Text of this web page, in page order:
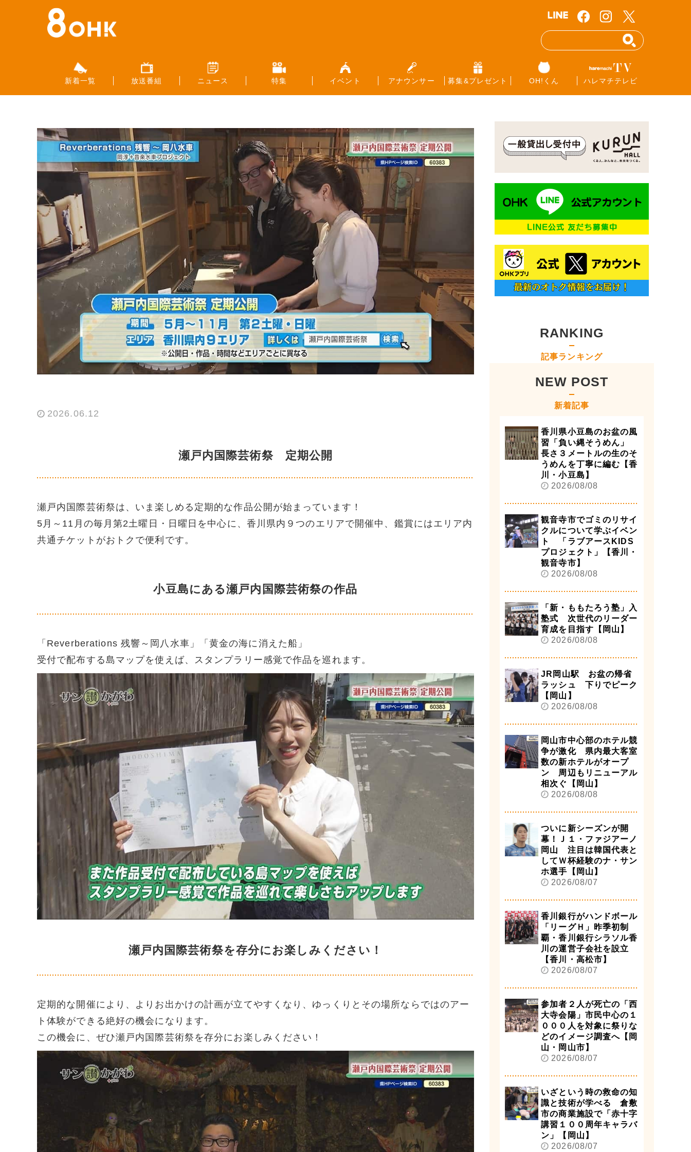
新着一覧 放送番組 ニュース 特集 イベント アナウンサー 募集&プレゼント OH!くん ハレマチテレビ
2026.06.12
瀬戸内国際芸術祭 定期公開
瀬戸内国際芸術祭は、いま楽しめる定期的な作品公開が始まっています！
5月～11月の毎月第2土曜日・日曜日を中心に、香川県内９つのエリアで開催中、鑑賞にはエリア内
共通チケットがおトクで便利です。
小豆島にある瀬戸内国際芸術祭の作品
「Reverberations 残響～岡八水車」「黄金の海に消えた船」
受付で配布する島マップを使えば、スタンプラリー感覚で作品を巡れます。
瀬戸内国際芸術祭を存分にお楽しみください！
定期的な開催により、よりお出かけの計画が立てやすくなり、ゆっくりとその場所ならではのアー
ト体験ができる絶好の機会になります。
この機会に、ぜひ瀬戸内国際芸術祭を存分にお楽しみください！
RANKING
記事ランキング
NEW POST
新着記事
香川県小豆島のお盆の風
習「負い縄そうめん」
長さ３メートルの生のそ
うめんを丁寧に編む【香
川・小豆島】
2026/08/08
観音寺市でゴミのリサイ
クルについて学ぶイベン
ト 「ラブアースKIDS
プロジェクト」【香川・
観音寺市】
2026/08/08
「新・ももたろう塾」入
塾式 次世代のリーダー
育成を目指す【岡山】
2026/08/08
JR岡山駅 お盆の帰省
ラッシュ 下りでピーク
【岡山】
2026/08/08
岡山市中心部のホテル競
争が激化 県内最大客室
数の新ホテルがオープ
ン 周辺もリニューアル
相次ぐ【岡山】
2026/08/08
ついに新シーズンが開
幕！Ｊ１・ファジアーノ
岡山 注目は韓国代表と
してＷ杯経験のナ・サン
ホ選手【岡山】
2026/08/07
香川銀行がハンドボール
「リーグＨ」昨季初制
覇・香川銀行シラソル香
川の運営子会社を設立
【香川・高松市】
2026/08/07
参加者２人が死亡の「西
大寺会陽」市民中心の１
０００人を対象に祭りな
どのイメージ調査へ【岡
山・岡山市】
2026/08/07
いざという時の救命の知
識と技術が学べる 倉敷
市の商業施設で「赤十字
講習１００周年キャラバ
ン」【岡山】
2026/08/07